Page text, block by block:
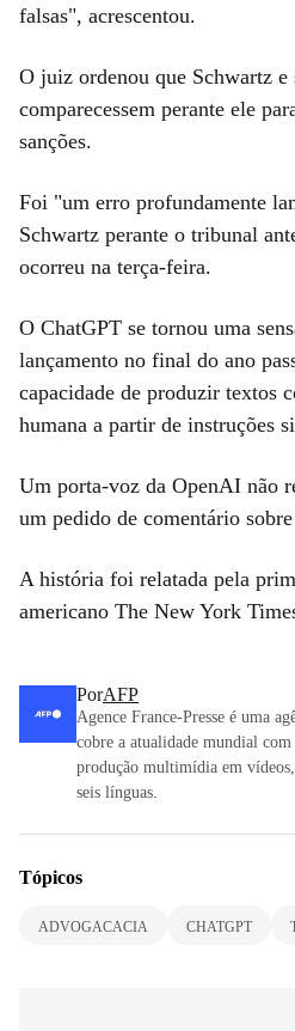
falsas", acrescentou.
O juiz ordenou que Schwartz e
comparecessem perante ele
sanções.
Foi "um erro profundamente
Schwartz perante o tribunal
ocorreu na terça-feira.
O ChatGPT se tornou uma
lançamento no final do ano
capacidade de produzir textos
humana a partir de instruções
Um porta-voz da OpenAI não
um pedido de comentário
A história foi relatada pela
americano The New York
PorAFP
Agence France-Presse é uma
cobre a atualidade mundial
produção multimídia em
seis línguas.
Tópicos
ADVOGACACIA CHATGPT